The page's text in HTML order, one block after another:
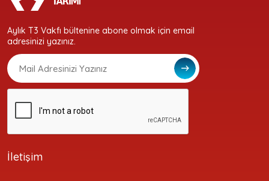
Aylık T3 Vakfı bültenine abone olmak için email
adresinizi yazınız.
İletişim